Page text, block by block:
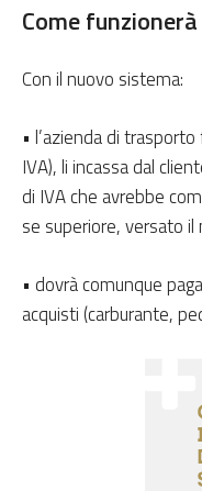
Come
Con il nuovo sistema:
• l’azienda di
IVA), li incassa dal
di IVA che avrebbe
se superiore, versato il
• dovrà comunque
acquisti (carburante,